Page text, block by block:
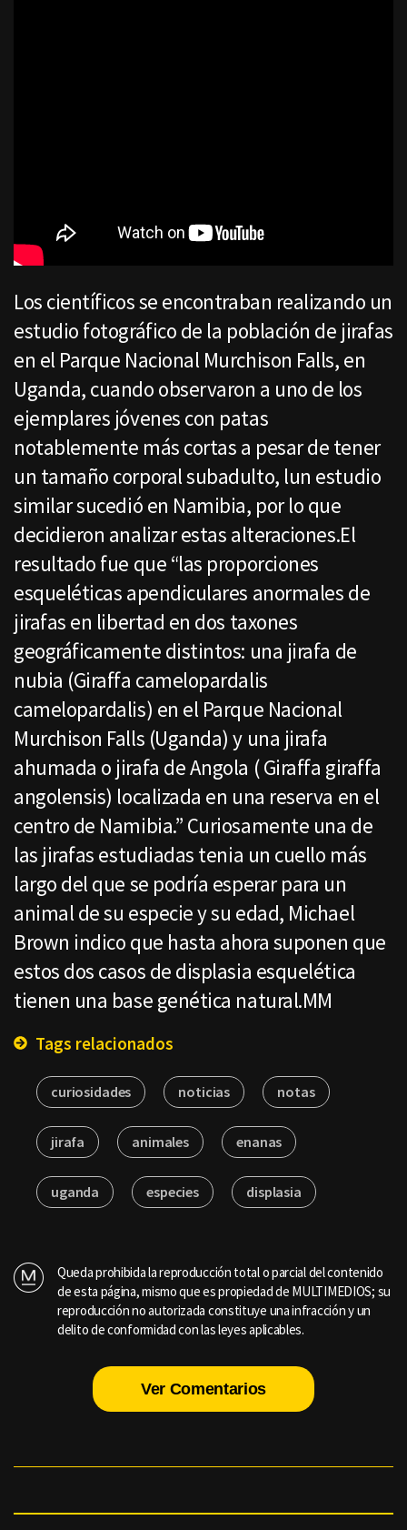
Los científicos se encontraban realizando un
estudio fotográfico de la población de jirafas
en el Parque Nacional Murchison Falls, en
Uganda, cuando observaron a uno de los
ejemplares jóvenes con patas
notablemente más cortas a pesar de tener
un tamaño corporal subadulto, lun estudio
similar sucedió en Namibia, por lo que
decidieron analizar estas alteraciones.El
resultado fue que “las proporciones
esqueléticas apendiculares anormales de
jirafas en libertad en dos taxones
geográficamente distintos: una jirafa de
nubia (Giraffa camelopardalis
camelopardalis) en el Parque Nacional
Murchison Falls (Uganda) y una jirafa
ahumada o jirafa de Angola ( Giraffa giraffa
angolensis) localizada en una reserva en el
centro de Namibia.” Curiosamente una de
las jirafas estudiadas tenia un cuello más
largo del que se podría esperar para un
animal de su especie y su edad, Michael
Brown indico que hasta ahora suponen que
estos dos casos de displasia esquelética
tienen una base genética natural.MM
Tags relacionados
curiosidades noticias notas
jirafa animales enanas
uganda especies displasia
Queda prohibida la reproducción total o parcial del contenido
de esta página, mismo que es propiedad de MULTIMEDIOS; su
reproducción no autorizada constituye una infracción y un
delito de conformidad con las leyes aplicables.
Ver Comentarios